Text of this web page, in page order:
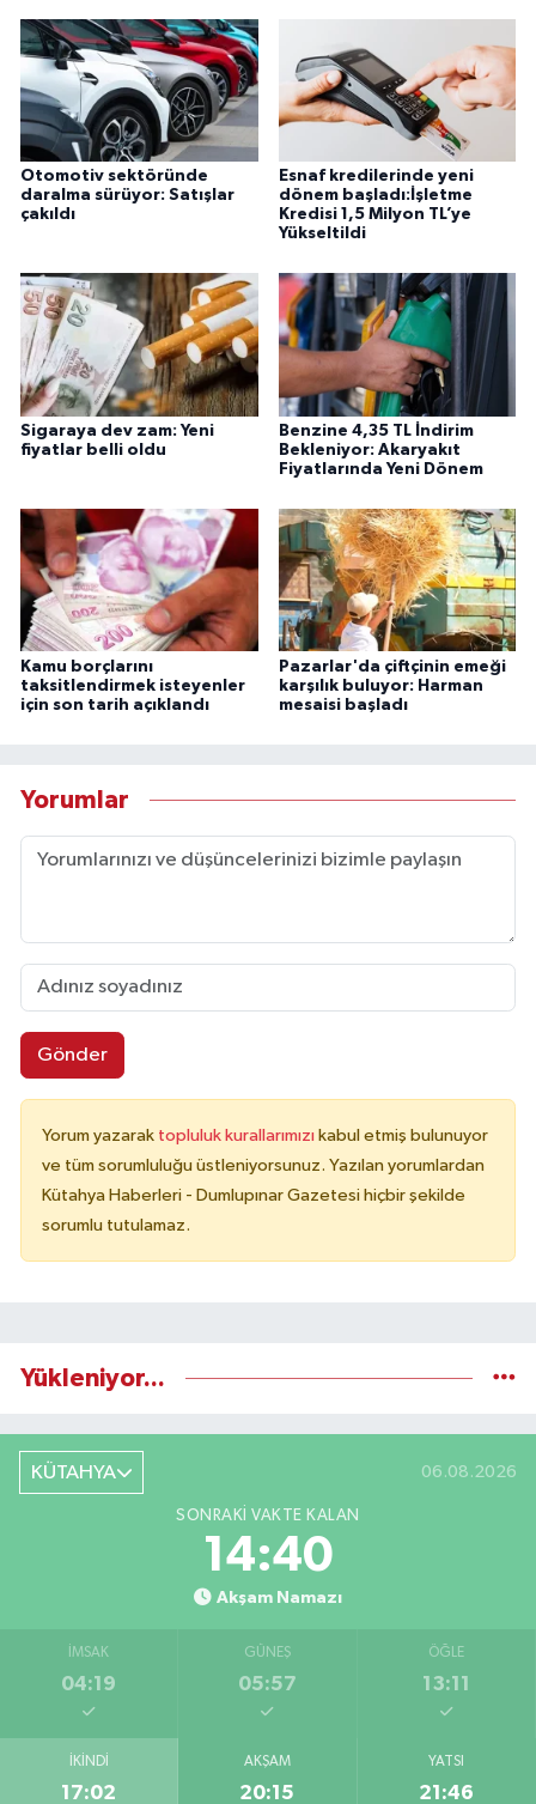
Otomotiv sektöründe
daralma sürüyor: Satışlar
çakıldı
Esnaf kredilerinde yeni
dönem başladı:İşletme
Kredisi 1,5 Milyon TL’ye
Yükseltildi
Sigaraya dev zam: Yeni
fiyatlar belli oldu
Benzine 4,35 TL İndirim
Bekleniyor: Akaryakıt
Fiyatlarında Yeni Dönem
Kamu borçlarını
taksitlendirmek isteyenler
için son tarih açıklandı
Pazarlar'da çiftçinin emeği
karşılık buluyor: Harman
mesaisi başladı
Yorumlar
Gönder
Yorum yazarak topluluk kurallarımızı kabul etmiş bulunuyor
ve tüm sorumluluğu üstleniyorsunuz. Yazılan yorumlardan
Kütahya Haberleri - Dumlupınar Gazetesi hiçbir şekilde
sorumlu tutulamaz.
Yükleniyor...
KÜTAHYA 06.08.2026
SONRAKI VAKTE KALAN
14:39
Akşam Namazı
İMSAK
04:19
GÜNEŞ
05:57
ÖĞLE
13:11
İKINDI
17:02
AKŞAM
20:15
YATSI
21:46